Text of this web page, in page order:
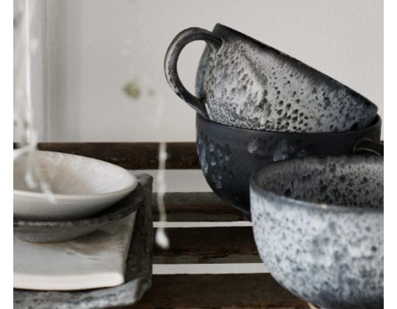
Lorem is pump dolor sit